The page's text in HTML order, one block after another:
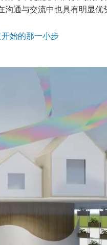
通与交流中也具有明显优
始的那一小步